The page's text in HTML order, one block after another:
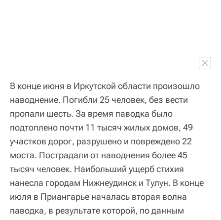
В конце июня в Иркутской области произошло
наводнение. Погибли 25 человек, без вести
пропали шесть. За время паводка было
подтоплено почти 11 тысяч жилых домов, 49
участков дорог, разрушено и повреждено 22
моста. Пострадали от наводнения более 45
тысяч человек. Наибольший ущерб стихия
нанесла городам Нижнеудинск и Тулун. В конце
июля в Приангарье началась вторая волна
паводка, в результате которой, по данным